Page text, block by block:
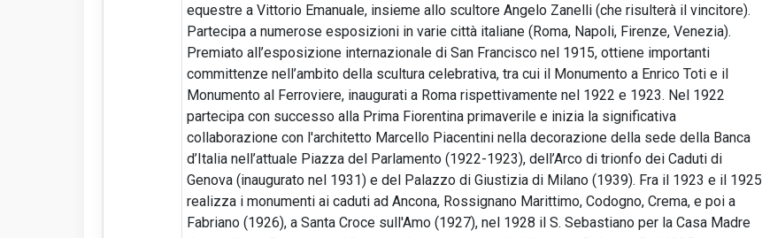
equestre a Vittorio Emanuale, insieme allo scultore Angelo Zanelli (che risulterà il vincitore).
Partecipa a numerose esposizioni in varie città italiane (Roma, Napoli, Firenze, Venezia).
Premiato all’esposizione internazionale di San Francisco nel 1915, ottiene importanti
committenze nell’ambito della scultura celebrativa, tra cui il Monumento a Enrico Toti e il
Monumento al Ferroviere, inaugurati a Roma rispettivamente nel 1922 e 1923. Nel 1922
partecipa con successo alla Prima Fiorentina primaverile e inizia la significativa
collaborazione con l'architetto Marcello Piacentini nella decorazione della sede della Banca
d’Italia nell’attuale Piazza del Parlamento (1922-1923), dell’Arco di trionfo dei Caduti di
Genova (inaugurato nel 1931) e del Palazzo di Giustizia di Milano (1939). Fra il 1923 e il 1925
realizza i monumenti ai caduti ad Ancona, Rossignano Marittimo, Codogno, Crema, e poi a
Fabriano (1926), a Santa Croce sull'Amo (1927), nel 1928 il S. Sebastiano per la Casa Madre